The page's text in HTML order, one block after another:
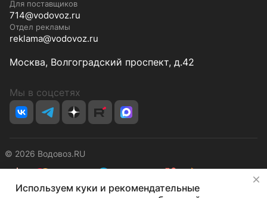
Для поставщиков
714@vodovoz.ru
Отдел рекламы
reklama@vodovoz.ru
Москва, Волгоградский проспект, д.42
Мы в соцсетях
© 2026 Водовоз.RU
КонфиденциальностьОферта
Используем куки и рекомендательные